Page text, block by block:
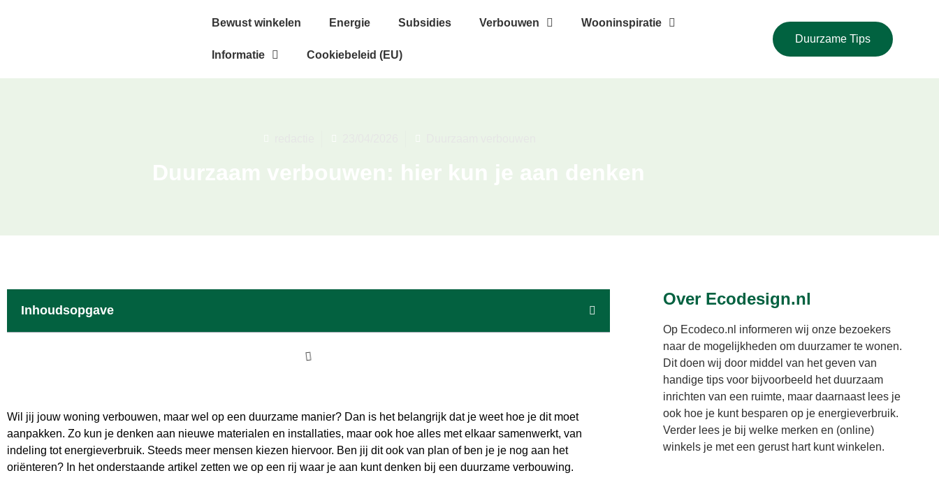
Bewust winkelen Energie Subsidies Verbouwen Wooninspiratie
Informatie Cookiebeleid (EU)
Duurzame Tips
Inhoudsopgave
Wil jij jouw woning verbouwen, maar wel op een duurzame manier? Dan is het belangrijk dat je weet hoe je dit moet
aanpakken. Zo kun je denken aan nieuwe materialen en installaties, maar ook hoe alles met elkaar samenwerkt, van
indeling tot energieverbruik. Steeds meer mensen kiezen hiervoor. Ben jij dit ook van plan of ben je je nog aan het
oriënteren? In het onderstaande artikel zetten we op een rij waar je aan kunt denken bij een duurzame verbouwing.
Over Ecodesign.nl
Op Ecodeco.nl informeren wij onze bezoekers
naar de mogelijkheden om duurzamer te wonen.
Dit doen wij door middel van het geven van
handige tips voor bijvoorbeeld het duurzaam
inrichten van een ruimte, maar daarnaast lees je
ook hoe je kunt besparen op je energieverbruik.
Verder lees je bij welke merken en (online)
winkels je met een gerust hart kunt winkelen.